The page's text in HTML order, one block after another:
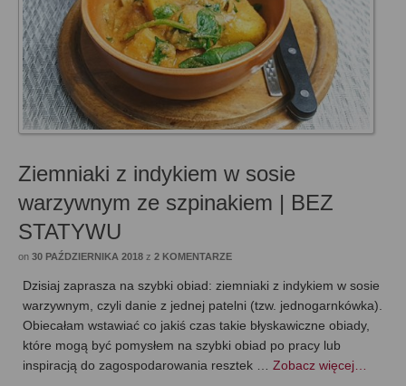
Ziemniaki z indykiem w sosie
warzywnym ze szpinakiem | BEZ
STATYWU
on 30 PAŹDZIERNIKA 2018 z 2 KOMENTARZE
Dzisiaj zaprasza na szybki obiad: ziemniaki z indykiem w sosie
warzywnym, czyli danie z jednej patelni (tzw. jednogarnkówka).
Obiecałam wstawiać co jakiś czas takie błyskawiczne obiady,
które mogą być pomysłem na szybki obiad po pracy lub
inspiracją do zagospodarowania resztek … Zobacz więcej…